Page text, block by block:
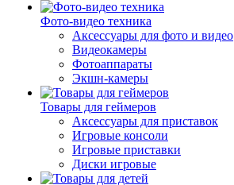
Фото-видео техника
Аксессуары для фото и видео
Видеокамеры
Фотоаппараты
Экшн-камеры
Товары для геймеров
Аксессуары для приставок
Игровые консоли
Игровые приставки
Диски игровые